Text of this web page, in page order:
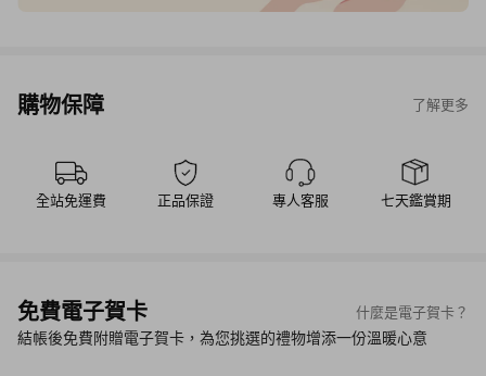
購物保障 了解更多
全站免運費 正品保證 專人客服 七天鑑賞期
免費電子賀卡 什麼是電子賀卡？
結帳後免費附贈電子賀卡，為您挑選的禮物增添一份溫暖心意